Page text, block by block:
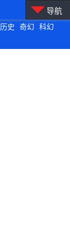
历史 奇幻
科幻
导航